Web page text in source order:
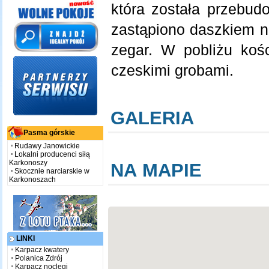
Pasma górskie
Rudawy Janowickie
Lokalni producenci siłą
Karkonoszy
Skocznie narciarskie w
Karkonoszach
LINKI
Karpacz kwatery
Polanica Zdrój
Karpacz noclegi
która została
zastąpiono daszkiem
zegar. W pobliżu
czeskimi grobami.
GALERIA
NA MAPIE